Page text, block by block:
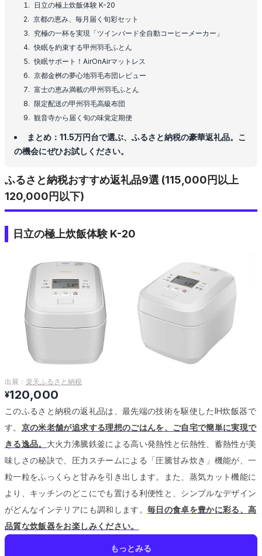
日立の極上炊飯体験 K-20
京都の恵み、毎月届く旬彩セット
究極の一杯を実現「ツインバード全自動コーヒーメーカー」
快眠を約束する甲州羽毛ふとん
快眠サポート！AirOnAirマットレス
京都金桝の夢心地羽毛布団レビュー
富士の恵み満載の甲州羽毛ふとん
限定配送の甲州羽毛高級布団
観音寺から届く旬の味覚定期便
まとめ：11.5万円台で選ぶ、ふるさと納税の豪華返礼品。こ
の機会にぜひお試しください。
ふるさと納税おすすめ返礼品9選 (115,000円以上
120,000円以下)
日立の極上炊飯体験 K-20
出展： 楽天ふるさと納税
¥120,000
このふるさと納税の返礼品は、最先端の技術を駆使したIH炊飯器で
す。 京の米老舗が追求する理想のごはんを、ご自宅で簡単に実現で
きる逸品。 大火力沸騰鉄釜による高い発熱性と伝熱性、蓄熱性が美
味しさの秘訣で、圧力スチームによる「圧騰甘み炊き」機能が、一
粒一粒をふっくらと甘みを引き出します。
また、蒸気カット機能に
より、キッチンのどこにでも置ける利便性と、シンプルなデザイン
がどんなインテリアにも調和します。 毎日の食卓を豊かに彩る、高
品質な炊飯器をお楽しみください。
もっとみる